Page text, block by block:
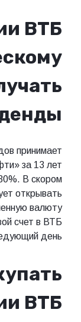
ВТБ
принимает
за 13 лет
В скором
открывать
валюту
счет в ВТБ
день.
ВТБ?